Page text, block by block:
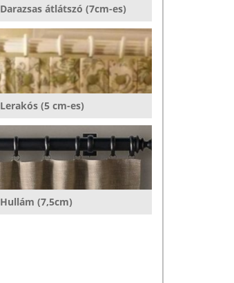
Darazsas átlátszó (7cm-es)
Lerakós (5 cm-es)
Hullám (7,5cm)